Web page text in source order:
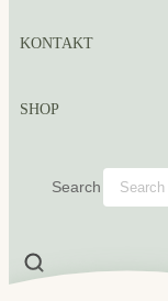
KONTAKT
SHOP
Search